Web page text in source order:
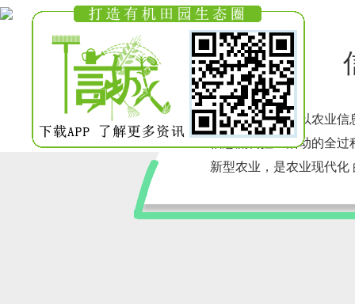
信息化农业是指以农业
信息流调控业活动的全
新型农业，是农业现代化